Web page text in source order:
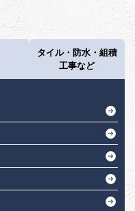
タイル・防水・組積
工事など